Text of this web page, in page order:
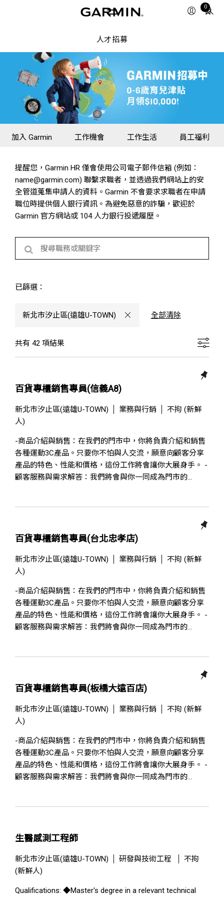
0
Total
人才招募
加入 Garmin 工作機會 工作生活 員工福利
提醒您，Garmin HR 僅會使用公司電子郵件信箱 (例如：
name@garmin.com) 聯繫求職者，並透過我們網站上的安
全管道蒐集申請人的資料。Garmin 不會要求求職者在申請
職位時提供個人銀行資訊。為避免惡意的詐騙，歡迎於
Garmin 官方網站或 104 人力銀行投遞履歷。
已篩選：
新北市汐止區(遠雄U-TOWN) 全部清除
共有 42 項結果
百貨專櫃銷售專員(信義A8)
新北市汐止區(遠雄U-TOWN) 業務與行銷
不拘 (新鮮
人)
-商品介紹與銷售：在我們的門市中，你將負責介紹和銷售
各種運動3C產品。只要你不怕與人交流，願意向顧客分享
產品的特色、性能和價格，這份工作將會讓你大展身手。 -
顧客服務與需求解答：我們將會與你一同成為門市的...
百貨專櫃銷售專員(台北忠孝店)
新北市汐止區(遠雄U-TOWN) 業務與行銷
不拘 (新鮮
人)
-商品介紹與銷售：在我們的門市中，你將負責介紹和銷售
各種運動3C產品。只要你不怕與人交流，願意向顧客分享
產品的特色、性能和價格，這份工作將會讓你大展身手。 -
顧客服務與需求解答：我們將會與你一同成為門市的...
百貨專櫃銷售專員(板橋大遠百店)
新北市汐止區(遠雄U-TOWN) 業務與行銷
不拘 (新鮮
人)
-商品介紹與銷售：在我們的門市中，你將負責介紹和銷售
各種運動3C產品。只要你不怕與人交流，願意向顧客分享
產品的特色、性能和價格，這份工作將會讓你大展身手。 -
顧客服務與需求解答：我們將會與你一同成為門市的...
生醫感測工程師
新北市汐止區(遠雄U-TOWN) 研發與技術工程
不拘
(新鮮人)
Qualifications: ◆Master's degree in a relevant technical